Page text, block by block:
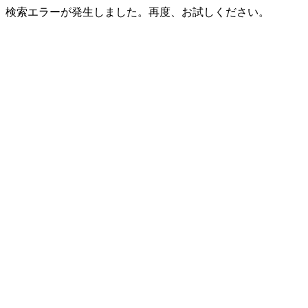
検索エラーが発生しました。再度、お試しください。